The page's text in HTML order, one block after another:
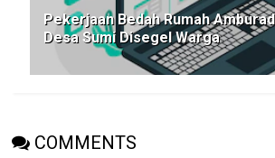
Pekerjaan Bedah Rumah
Desa Sumi Disegel Warga
COMMENTS